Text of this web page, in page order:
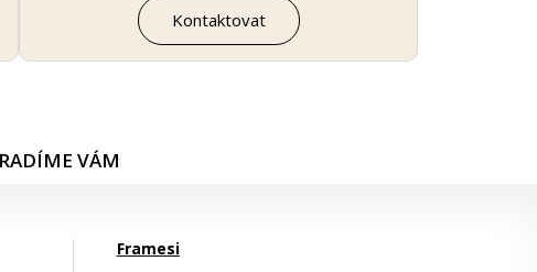
Kontaktovat
VÁM
Framesi